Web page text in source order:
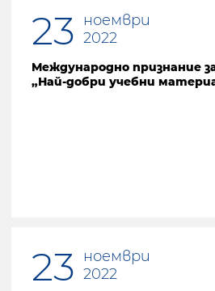
23
ноември
2022
Международно признание
„Най-добри учебни
23
ноември
2022